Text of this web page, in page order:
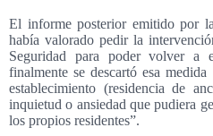
El informe posterior emitido por
había valorado pedir la
Seguridad para poder volver a
finalmente se descartó esa
establecimiento (residencia de
inquietud o ansiedad que pudiera
los propios residentes”.